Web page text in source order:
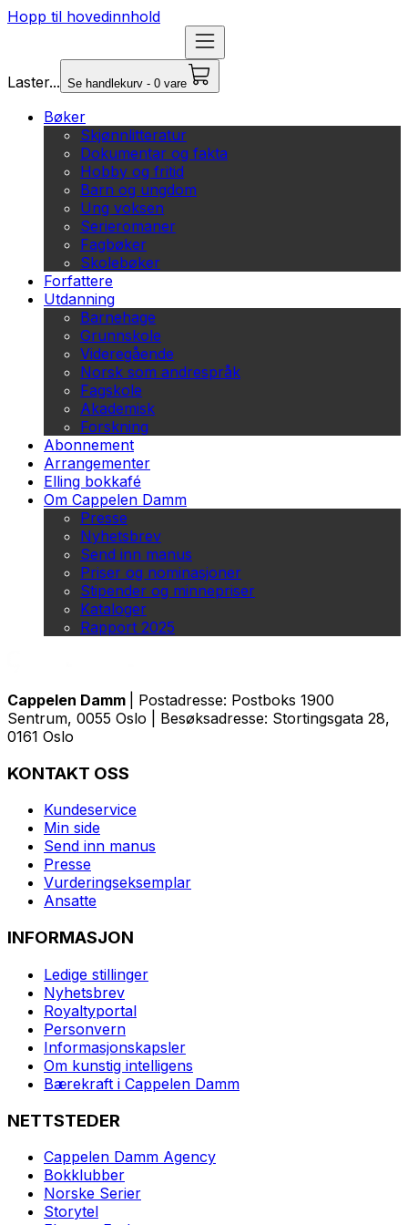
Hopp til hovedinnhold
Laster... Se handlekurv - 0 vare
Bøker
Skjønnlitteratur
Dokumentar og fakta
Hobby og fritid
Barn og ungdom
Ung voksen
Serieromaner
Fagbøker
Skolebøker
Forfattere
Utdanning
Barnehage
Grunnskole
Videregående
Norsk som andrespråk
Fagskole
Akademisk
Forskning
Abonnement
Arrangementer
Elling bokkafé
Om Cappelen Damm
Presse
Nyhetsbrev
Send inn manus
Priser og nominasjoner
Stipender og minnepriser
Kataloger
Rapport 2025
Cappelen Damm
| Postadresse: Postboks 1900
Sentrum, 0055 Oslo | Besøksadresse: Stortingsgata 28,
0161 Oslo
KONTAKT OSS
Kundeservice
Min side
Send inn manus
Presse
Vurderingseksemplar
Ansatte
INFORMASJON
Ledige stillinger
Nyhetsbrev
Royaltyportal
Personvern
Informasjonskapsler
Om kunstig intelligens
Bærekraft i Cappelen Damm
NETTSTEDER
Cappelen Damm Agency
Bokklubber
Norske Serier
Storytel